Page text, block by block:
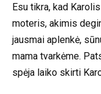
Esu tikra, kad
moteris, akimis
jausmai aplenkė,
mama tvarkėme.
spėja laiko skirti